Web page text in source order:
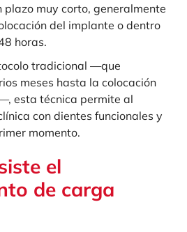
plazo muy corto, generalmente
del implante o dentro
horas.
tradicional —que
meses hasta la colocación
esta técnica permite al
con dientes funcionales y
momento.
el
de carga